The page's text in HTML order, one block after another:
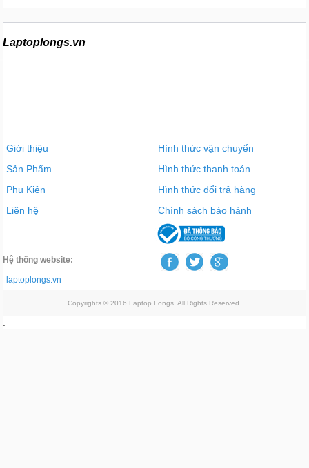
Laptoplongs.vn
Giới thiệu
Sản Phẩm
Phụ Kiện
Liên hệ
Hình thức vận chuyển
Hình thức thanh toán
Hình thức đổi trả hàng
Chính sách bảo hành
Hệ thống website:
laptoplongs.vn
Copyrights © 2016 Laptop Longs. All Rights Reserved.